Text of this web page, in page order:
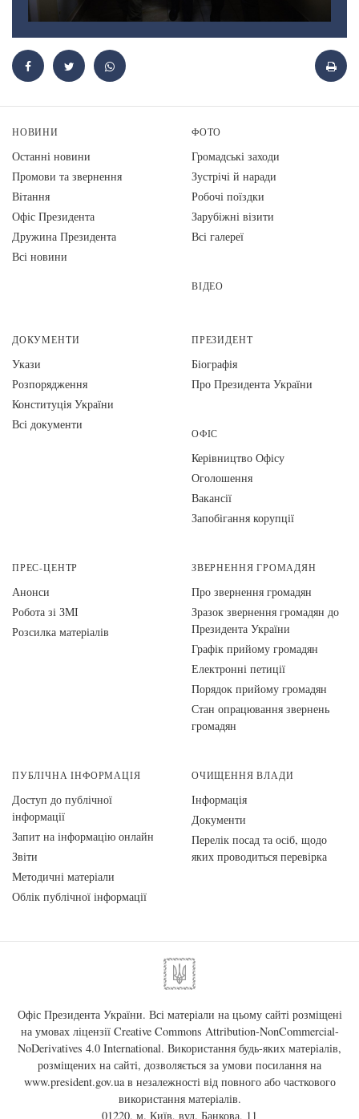
НОВИНИ
Останні новини
Промови та звернення
Вiтання
Офіс Президента
Дружина Президента
Всі новини
ФОТО
Громадські заходи
Зустрічі й наради
Робочі поїздки
Зарубіжні візити
Всі галереї
ВІДЕО
ДОКУМЕНТИ
Укази
Розпорядження
Конституція України
Всі документи
ПРЕЗИДЕНТ
Біографія
Про Президента України
ОФІС
Керівництво Офісу
Оголошення
Вакансії
Запобігання корупції
ПРЕС-ЦЕНТР
Анонси
Робота зі ЗМІ
Розсилка матеріалів
ЗВЕРНЕННЯ ГРОМАДЯН
Про звернення громадян
Зразок звернення громадян до
Президента України
Графік прийому громадян
Електронні петиції
Порядок прийому громадян
Стан опрацювання звернень
громадян
ПУБЛІЧНА ІНФОРМАЦІЯ
Доступ до публічної
інформації
Запит на інформацію онлайн
Звіти
Методичні матеріали
Облік публічної інформації
ОЧИЩЕННЯ ВЛАДИ
Інформація
Документи
Перелік посад та осіб, щодо
яких проводиться перевірка
Офіс Президента України. Всі матеріали на цьому сайті розміщені
на умовах ліцензії Creative Commons Attribution-NonCommercial-
NoDerivatives 4.0 International. Використання будь-яких матеріалів,
розміщених на сайті, дозволяється за умови посилання на
www.president.gov.uaв незалежності від повного або часткового
використання матеріалів.
01220, м. Київ, вул. Банкова, 11